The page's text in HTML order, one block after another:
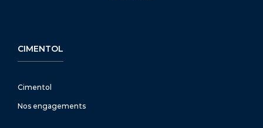
CIMENTOL
Cimentol
Nos engagements